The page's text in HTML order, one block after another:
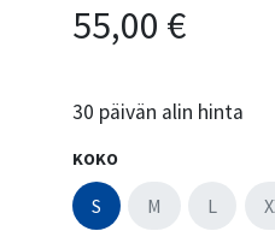
55,00 €
30 päivän alin hinta
KOKO
S M L